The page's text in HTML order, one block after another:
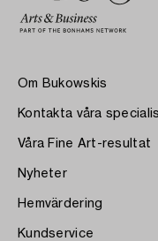
Om Bukowskis
Kontakta våra
Våra Fine Art-resultat
Nyheter
Hemvärdering
Kundservice